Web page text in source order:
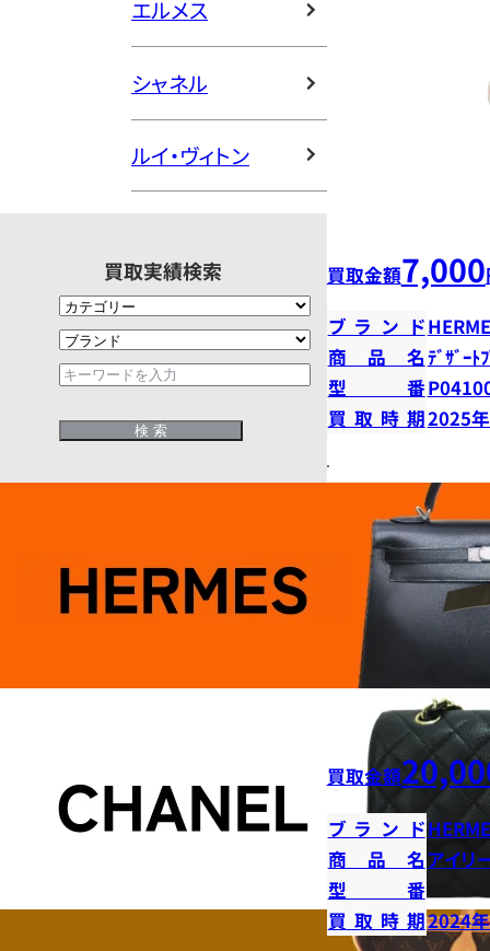
エルメス
シャネル
ルイ・ヴィトン
買取実績検索 買取金額7,000
ブランド
商品名ﾃﾞｻﾞｰﾄ
型番
買取時期2025
買取金額
ブランド
商品名アイリ
型番
買取時期2024